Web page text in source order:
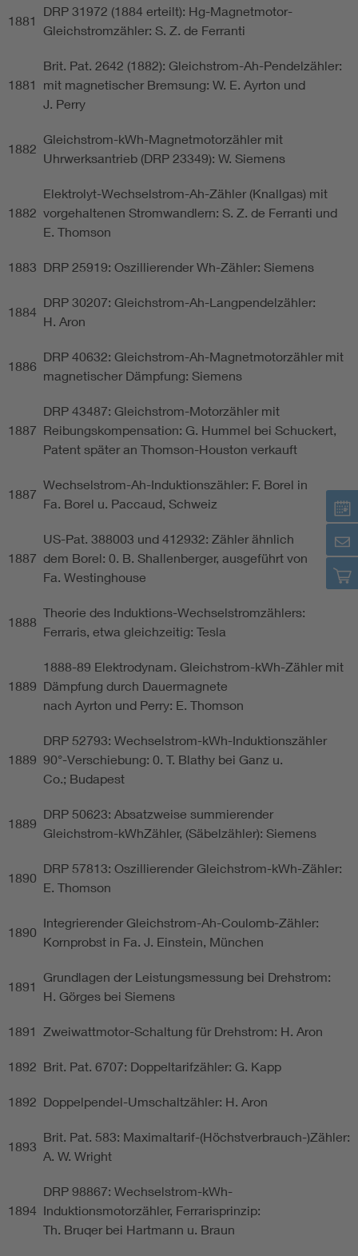
1881
DRP 31972 (1884 erteilt): Hg-Magnetmotor-
Gleichstromzähler: S. Z. de Ferranti
1881
Brit. Pat. 2642 (1882): Gleichstrom-Ah-Pendelzähler:
mit magnetischer Bremsung: W. E. Ayrton und
J. Perry
1882
Gleichstrom-kWh-Magnetmotorzähler mit
Uhrwerksantrieb (DRP 23349): W. Siemens
1882
Elektrolyt-Wechselstrom-Ah-Zähler (Knallgas) mit
vorgehaltenen Stromwandlern: S. Z. de Ferranti und
E. Thomson
1883 DRP 25919: Oszillierender Wh-Zähler: Siemens
1884
DRP 30207: Gleichstrom-Ah-Langpendelzähler:
H. Aron
1886
DRP 40632: Gleichstrom-Ah-Magnetmotorzähler mit
magnetischer Dämpfung: Siemens
1887
DRP 43487: Gleichstrom-Motorzähler mit
Reibungskompensation: G. Hummel bei Schuckert,
Patent später an Thomson-Houston verkauft
1887
Wechselstrom-Ah-Induktionszähler: F. Borel in
Fa. Borel u. Paccaud, Schweiz
1887
US-Pat. 388003 und 412932: Zähler ähnlich
dem Borel: 0. B. Shallenberger, ausgeführt von
Fa. Westinghouse
1888
Theorie des Induktions-Wechselstromzählers:
Ferraris, etwa gleichzeitig: Tesla
1889
1888-89 Elektrodynam. Gleichstrom-kWh-Zähler mit
Dämpfung durch Dauermagnete
nach Ayrton und Perry: E. Thomson
1889
DRP 52793: Wechselstrom-kWh-Induktionszähler
90°-Verschiebung: 0. T. Blathy bei Ganz u.
Co.; Budapest
1889
DRP 50623: Absatzweise summierender
Gleichstrom-kWhZähler, (Säbelzähler): Siemens
1890
DRP 57813: Oszillierender Gleichstrom-kWh-Zähler:
E. Thomson
1890
Integrierender Gleichstrom-Ah-Coulomb-Zähler:
Kornprobst in Fa. J. Einstein, München
1891
Grundlagen der Leistungsmessung bei Drehstrom:
H. Görges bei Siemens
1891 Zweiwattmotor-Schaltung für Drehstrom: H. Aron
1892 Brit. Pat. 6707: Doppeltarifzähler: G. Kapp
1892 Doppelpendel-Umschaltzähler: H. Aron
1893
Brit. Pat. 583: Maximaltarif-(Höchstverbrauch-)Zähler:
A. W. Wright
1894
DRP 98867: Wechselstrom-kWh-
Induktionsmotorzähler, Ferrarisprinzip:
Th. Bruqer bei Hartmann u. Braun